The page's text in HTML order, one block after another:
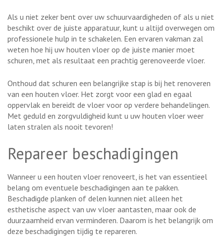
Als u niet zeker bent over uw schuurvaardigheden of als u niet
beschikt over de juiste apparatuur, kunt u altijd overwegen om
professionele hulp in te schakelen. Een ervaren vakman zal
weten hoe hij uw houten vloer op de juiste manier moet
schuren, met als resultaat een prachtig gerenoveerde vloer.
Onthoud dat schuren een belangrijke stap is bij het renoveren
van een houten vloer. Het zorgt voor een glad en egaal
oppervlak en bereidt de vloer voor op verdere behandelingen.
Met geduld en zorgvuldigheid kunt u uw houten vloer weer
laten stralen als nooit tevoren!
Repareer beschadigingen
Wanneer u een houten vloer renoveert, is het van essentieel
belang om eventuele beschadigingen aan te pakken.
Beschadigde planken of delen kunnen niet alleen het
esthetische aspect van uw vloer aantasten, maar ook de
duurzaamheid ervan verminderen. Daarom is het belangrijk om
deze beschadigingen tijdig te repareren.